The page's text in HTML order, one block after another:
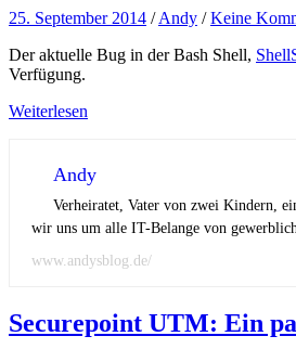
25. September 2014 /Andy /Keine
Der aktuelle Bug in der Bash Shell,
Verfügung.
Weiterlesen
Andy
Verheiratet, Vater von zwei Kindern,
wir uns um alle IT-Belange von
www.andysblog.de/
Securepoint UTM: Ein